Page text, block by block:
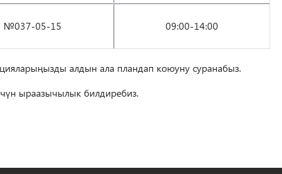
№037-05-15 09:00-14:00
алдын ала пландап коюуну суранабыз.
ыраазычылык билдиребиз.